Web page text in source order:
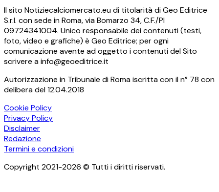
Il sito Notiziecalciomercato.eu di titolarità di Geo Editrice
S.r.l. con sede in Roma, via Bomarzo 34, C.F./PI
09724341004. Unico responsabile dei contenuti (testi,
foto, video e grafiche) è Geo Editrice; per ogni
comunicazione avente ad oggetto i contenuti del Sito
scrivere a info@geoeditrice.it
Autorizzazione in Tribunale di Roma iscritta con il n° 78 con
delibera del 12.04.2018
Cookie Policy
Privacy Policy
Disclaimer
Redazione
Termini e condizioni
Copyright 2021-2026 © Tutti i diritti riservati.